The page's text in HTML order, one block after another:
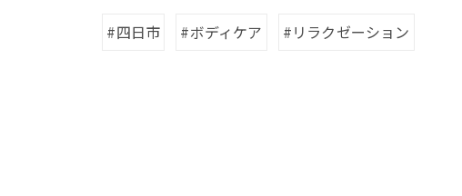
#四日市 #ボディケア #リラクゼーション